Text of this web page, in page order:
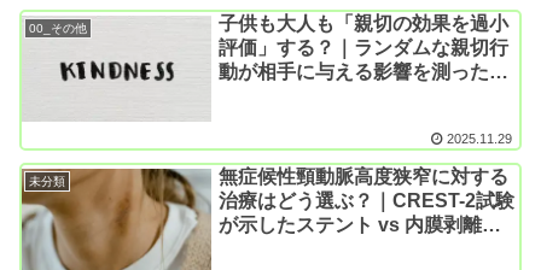
00_その他
子供も大人も「親切の効果を過小
評価」する？｜ランダムな親切行
動が相手に与える影響を測った実
2025.11.29
未分類
無症候性頸動脈高度狭窄に対する
治療はどう選ぶ？｜CREST-2試験
が示したステント vs 内膜剥離術